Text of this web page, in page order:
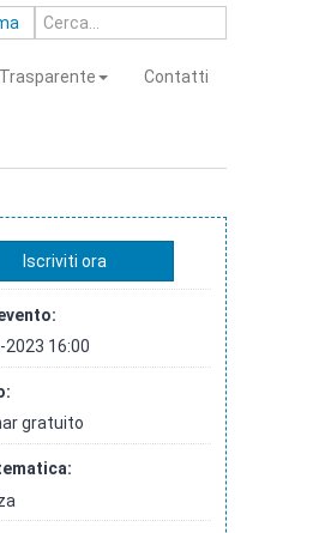
Contatti
Iscriviti ora
2023 16:00
gratuito